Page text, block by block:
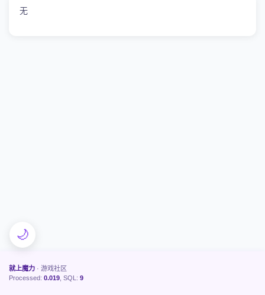
无
就上魔力 · 游戏社区
Processed: 0.019 , SQL: 9
🌙